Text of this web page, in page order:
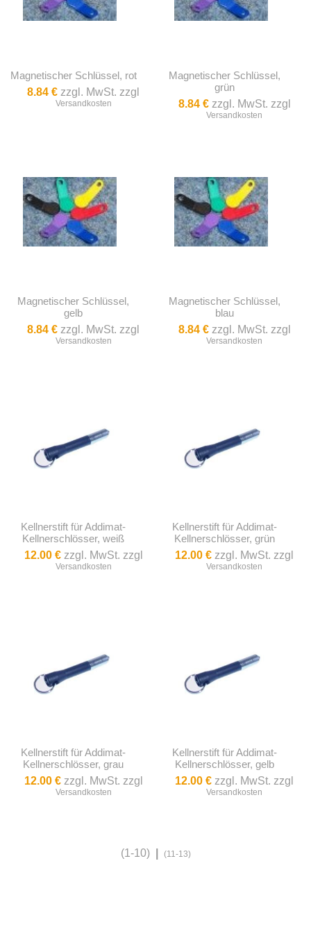
Magnetischer Schlüssel, rot
8.84 € zzgl. MwSt. zzgl
Versandkosten
Magnetischer Schlüssel,
grün
8.84 €zzgl. MwSt. zzgl
Versandkosten
Magnetischer Schlüssel,
gelb
8.84 € zzgl. MwSt. zzgl
Versandkosten
Magnetischer Schlüssel,
blau
8.84 €zzgl. MwSt. zzgl
Versandkosten
Kellnerstift für Addimat-
Kellnerschlösser, weiß
12.00 €zzgl. MwSt. zzgl
Versandkosten
Kellnerstift für Addimat-
Kellnerschlösser, grün
12.00 € zzgl. MwSt. zzgl
Versandkosten
Kellnerstift für Addimat-
Kellnerschlösser, grau
12.00 €zzgl. MwSt. zzgl
Versandkosten
Kellnerstift für Addimat-
Kellnerschlösser, gelb
12.00 € zzgl. MwSt. zzgl
Versandkosten
(1-10) (11-13)